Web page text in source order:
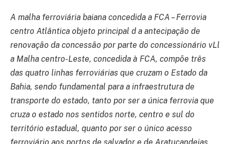
A malha ferroviária baiana concedida a FCA – Ferrovia
centro Atlântica objeto principal d a antecipação de
renovação da concessão por parte do concessionário vLl
a Malha centro-Leste, concedida à FCA, compõe três
das quatro linhas ferroviárias que cruzam o Estado da
Bahia, sendo fundamental para a infraestrutura de
transporte do estado, tanto por ser a única ferrovia que
cruza o estado nos sentidos norte, centro e sul do
território estadual, quanto por ser o único acesso
ferroviário aos portos de salvador e de Aratucandeias.